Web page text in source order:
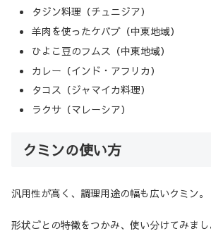
タジン料理（チュニジア）
羊肉を使ったケバブ（中東地域）
ひよこ豆のフムス（中東地域）
カレー（インド・アフリカ）
タコス（ジャマイカ料理）
ラクサ（マレーシア）
クミンの使い方
汎用性が高く、調理用途の幅も広いクミン。
形状ごとの特徴をつかみ、使い分けてみまし